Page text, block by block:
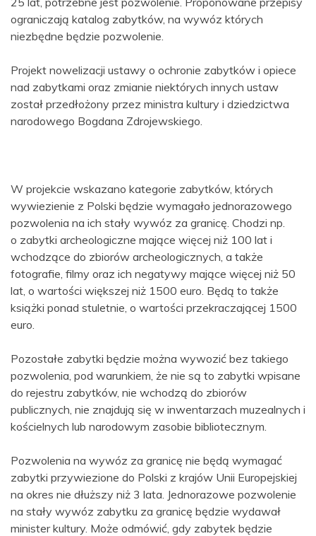
ograniczają katalog zabytków, na wywóz których
niezbędne będzie pozwolenie.
Projekt nowelizacji ustawy o ochronie zabytków i opiece
nad zabytkami oraz zmianie niektórych innych ustaw
został przedłożony przez ministra kultury i dziedzictwa
narodowego Bogdana Zdrojewskiego.
W projekcie wskazano kategorie zabytków, których
wywiezienie z Polski będzie wymagało jednorazowego
pozwolenia na ich stały wywóz za granicę. Chodzi np.
o zabytki archeologiczne mające więcej niż 100 lat i
wchodzące do zbiorów archeologicznych, a także
fotografie, filmy oraz ich negatywy mające więcej niż 50
lat, o wartości większej niż 1500 euro. Będą to także
książki ponad stuletnie, o wartości przekraczającej 1500
euro.
Pozostałe zabytki będzie można wywozić bez takiego
pozwolenia, pod warunkiem, że nie są to zabytki wpisane
do rejestru zabytków, nie wchodzą do zbiorów
publicznych, nie znajdują się w inwentarzach muzealnych i
kościelnych lub narodowym zasobie bibliotecznym.
Pozwolenia na wywóz za granicę nie będą wymagać
zabytki przywiezione do Polski z krajów Unii Europejskiej
na okres nie dłuższy niż 3 lata. Jednorazowe pozwolenie
na stały wywóz zabytku za granicę będzie wydawał
minister kultury. Może odmówić, gdy zabytek będzie